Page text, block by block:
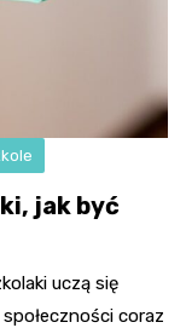
jak być
uczą się
coraz